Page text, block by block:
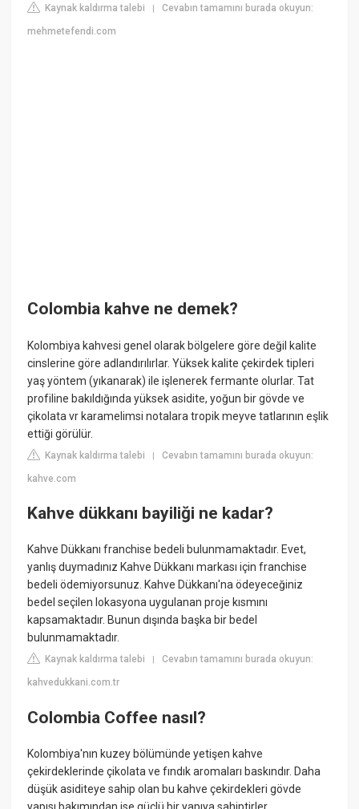
Kaynak kaldırma talebi |Cevabın tamamını burada okuyun:
mehmetefendi.com
Colombia kahve ne demek?
Kolombiya kahvesi genel olarak bölgelere göre değil kalite
cinslerine göre adlandırılırlar. Yüksek kalite çekirdek tipleri
yaş yöntem (yıkanarak) ile işlenerek fermante olurlar. Tat
profiline bakıldığında yüksek asidite, yoğun bir gövde ve
çikolata vr karamelimsi notalara tropik meyve tatlarının eşlik
ettiği görülür.
Kaynak kaldırma talebi |Cevabın tamamını burada okuyun:
kahve.com
Kahve dükkanı bayiliği ne kadar?
Kahve Dükkanı franchise bedeli bulunmamaktadır. Evet,
yanlış duymadınız Kahve Dükkanı markası için franchise
bedeli ödemiyorsunuz. Kahve Dükkanı'na ödeyeceğiniz
bedel seçilen lokasyona uygulanan proje kısmını
kapsamaktadır. Bunun dışında başka bir bedel
bulunmamaktadır.
Kaynak kaldırma talebi |Cevabın tamamını burada okuyun:
kahvedukkani.com.tr
Colombia Coffee nasıl?
Kolombiya'nın kuzey bölümünde yetişen kahve
çekirdeklerinde çikolata ve fındık aromaları baskındır. Daha
düşük asiditeye sahip olan bu kahve çekirdekleri gövde